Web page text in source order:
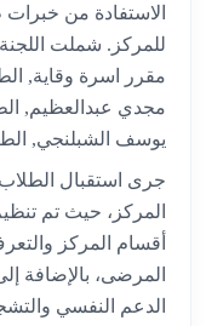
الاستفادة من
للمركز. شملت
مقرر اسرة وقاية,
مجدي عبدالعظيم,
يوسف الشبلنجي,
جرى استقبال
المركز، حيث تم
أقسام المركز
المرضى، بالإضافة
الدعم النفسي